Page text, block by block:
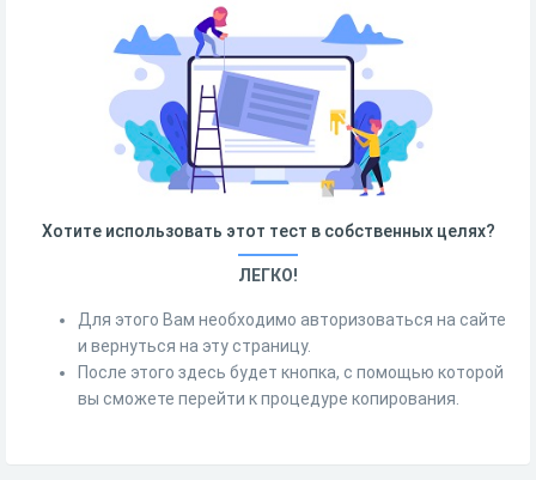
Хотите использовать этот тест в собственных целях?
ЛЕГКО!
Для этого Вам необходимо авторизоваться на сайте
и вернуться на эту страницу.
После этого здесь будет кнопка, с помощью которой
вы сможете перейти к процедуре копирования.